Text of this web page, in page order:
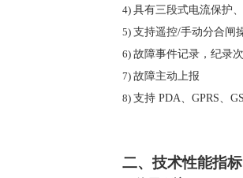
4) 具有三段式电流保护
5) 支持遥控/手动分合闸
6) 故障事件记录，纪录
7) 故障主动上报
8) 支持 PDA、 GPRS、
二、技术性能指标